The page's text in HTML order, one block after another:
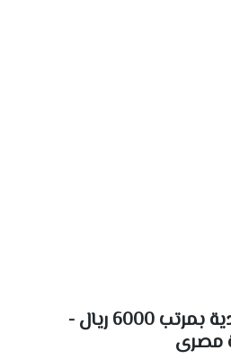
محاسبين بالسعودية بمرتب 6000 ريال -